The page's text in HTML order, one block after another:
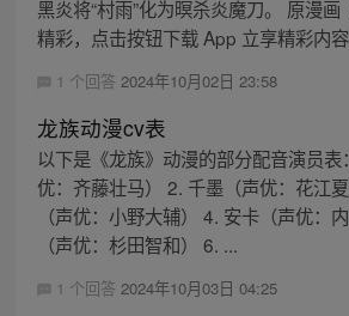
黑炎将“村雨”化为暝杀炎魔刀。 原漫
精彩，点击按钮下载 App 立享精彩内容
1 个回答 2024年10月02日 23:58
龙族动漫cv表
以下是《龙族》动漫的部分配音演员
优：齐藤壮马） 2. 千墨（声优：花江
（声优：小野大辅） 4. 安卡（声优：
（声优：杉田智和） 6. ...
1 个回答 2024年10月03日 04:25